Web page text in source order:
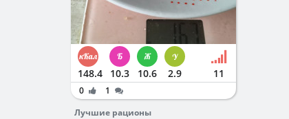
148.4 10.3 10.6 2.9 11
0
1
Лучшие рационы